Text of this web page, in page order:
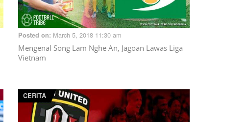
Posted on: March 5, 2018 11:30 am
Mengenal Song Lam Nghe An, Jagoan Lawas Liga
Vietnam
CERITA